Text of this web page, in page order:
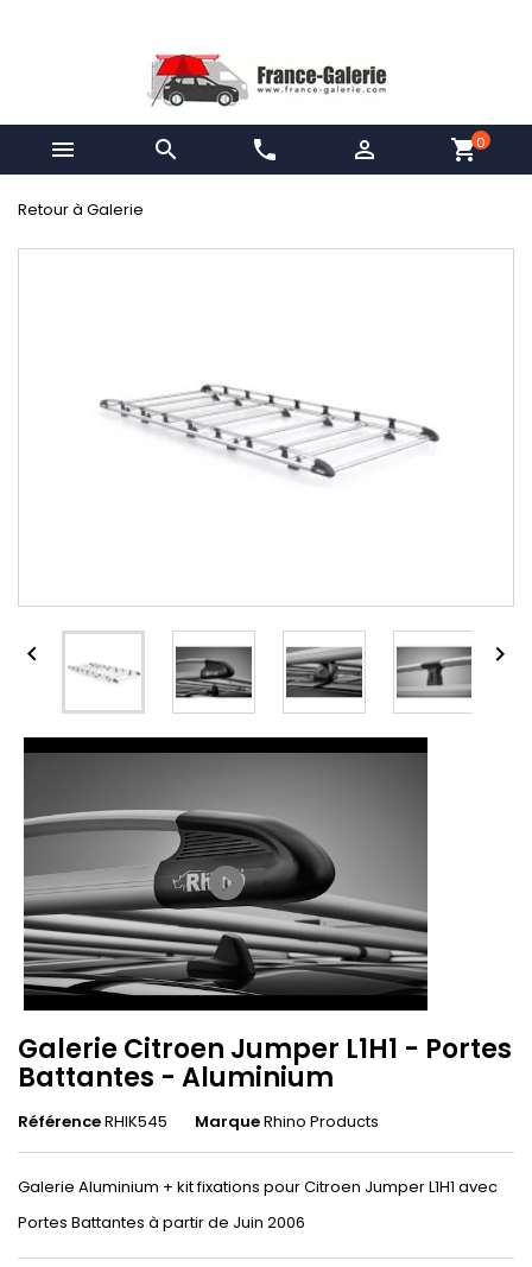
  phone  shopping_cart0
Retour à Galerie
 
play_circle_filled
Galerie Citroen Jumper L1H1 - Portes
Battantes - Aluminium
RéférenceRHIK545 MarqueRhino Products
Galerie Aluminium + kit fixations pour Citroen Jumper L1H1 avec
Portes Battantes à partirde Juin 2006